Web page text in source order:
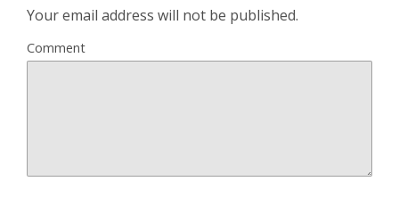
Your email address will not be published.
Comment